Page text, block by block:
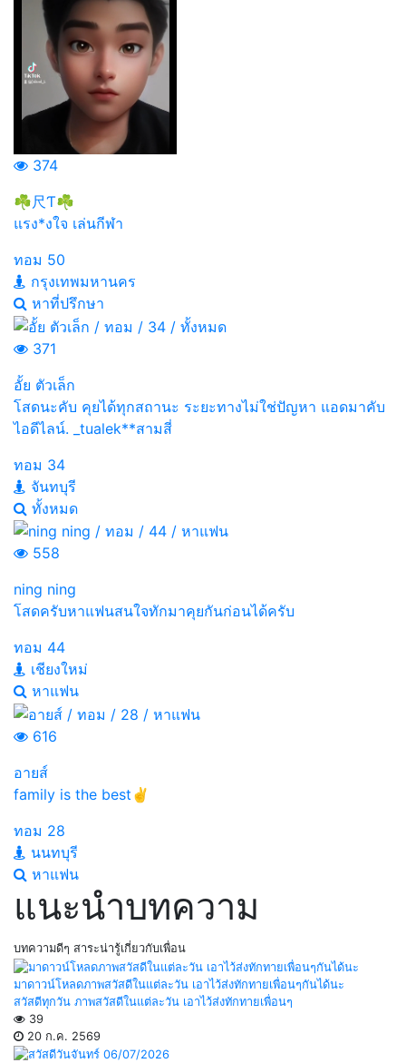
374
☘尺Ƭ☘
แรง*งใจ เล่นกีฬา
ทอม 50
กรุงเทพมหานคร
หาที่ปรึกษา
371
อั้ย ตัวเล็ก
โสดนะคับ คุยได้ทุกสถานะ ระยะทางไม่ใช่ปัญหา แอดมาคับ
ไอดีไลน์. _tualek**สามสี่
ทอม 34
จันทบุรี
ทั้งหมด
558
ning ning
โสดครับหาแฟนสนใจทักมาคุยกันก่อนได้ครับ
ทอม 44
เชียงใหม่
หาแฟน
616
อายส์
family is the best✌
ทอม 28
นนทบุรี
หาแฟน
แนะนำบทความ
บทความดีๆ สาระน่ารู้เกี่ยวกับเพื่อน
มาดาวน์โหลดภาพสวัสดีในแต่ละวัน เอาไว้ส่งทักทายเพื่อนๆกันได้นะ
สวัสดีทุกวัน ภาพสวัสดีในแต่ละวัน เอาไว้ส่งทักทายเพื่อนๆ
39
20 ก.ค. 2569